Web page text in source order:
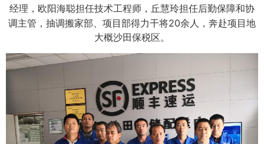
经理，欧阳海聪担任技术工程师，丘慧玲担任后勤保障和协
调主管，抽调搬家部、项目部得力干将20余人，奔赴项目地
大概沙田保税区。